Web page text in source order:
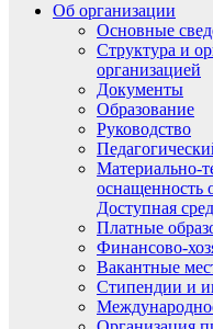
Об организации
Основные
Структура и
организацией
Документы
Образование
Руководство
Материально-
оснащенность
Доступная
Платные
Финансово-
Вакантные
Стипендии и